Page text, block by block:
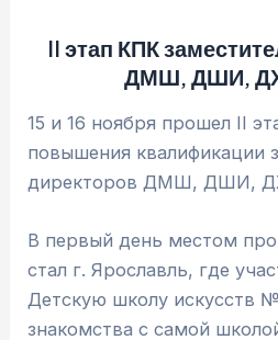
II этап КПК
ДМШ, ДШИ,
15 и 16 ноября прошел II
повышения квалификации
директоров ДМШ, ДШИ,
В первый день местом
стал г. Ярославль, где
Детскую школу искусств
знакомства с самой